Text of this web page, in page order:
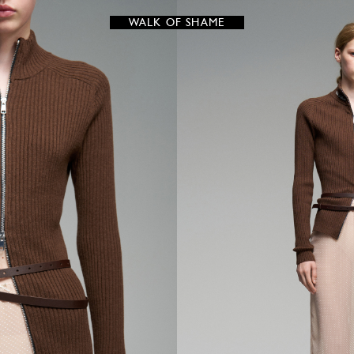
WALK OF SHAME